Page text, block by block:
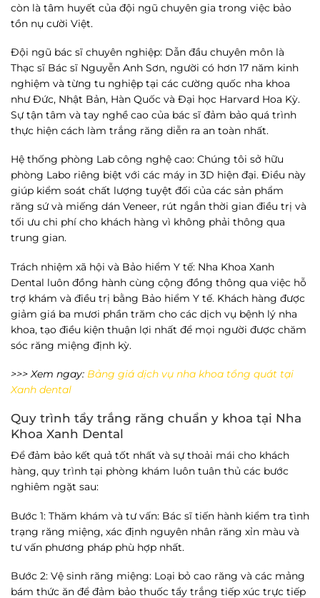
còn là tâm huyết của đội ngũ chuyên gia trong việc bảo
tồn nụ cười Việt.
Đội ngũ bác sĩ chuyên nghiệp: Dẫn đầu chuyên môn là
Thạc sĩ Bác sĩ Nguyễn Anh Sơn, người có hơn 17 năm kinh
nghiệm và từng tu nghiệp tại các cường quốc nha khoa
như Đức, Nhật Bản, Hàn Quốc và Đại học Harvard Hoa Kỳ.
Sự tận tâm và tay nghề cao của bác sĩ đảm bảo quá trình
thực hiện cách làm trắng răng diễn ra an toàn nhất.
Hệ thống phòng Lab công nghệ cao: Chúng tôi sở hữu
phòng Labo riêng biệt với các máy in 3D hiện đại. Điều này
giúp kiểm soát chất lượng tuyệt đối của các sản phẩm
răng sứ và miếng dán Veneer, rút ngắn thời gian điều trị và
tối ưu chi phí cho khách hàng vì không phải thông qua
trung gian.
Trách nhiệm xã hội và Bảo hiểm Y tế: Nha Khoa Xanh
Dental luôn đồng hành cùng cộng đồng thông qua việc hỗ
trợ khám và điều trị bằng Bảo hiểm Y tế. Khách hàng được
giảm giá ba mươi phần trăm cho các dịch vụ bệnh lý nha
khoa, tạo điều kiện thuận lợi nhất để mọi người được chăm
sóc răng miệng định kỳ.
>>> Xem ngay: Bảng giá dịch vụ nha khoa tổng quát tại
Xanh dental
Quy trình tẩy trắng răng chuẩn y khoa tại Nha
Khoa Xanh Dental
Để đảm bảo kết quả tốt nhất và sự thoải mái cho khách
hàng, quy trình tại phòng khám luôn tuân thủ các bước
nghiêm ngặt sau:
Bước 1: Thăm khám và tư vấn: Bác sĩ tiến hành kiểm tra tình
trạng răng miệng, xác định nguyên nhân răng xỉn màu và
tư vấn phương pháp phù hợp nhất.
Bước 2: Vệ sinh răng miệng: Loại bỏ cao răng và các mảng
bám thức ăn để đảm bảo thuốc tẩy trắng tiếp xúc trực tiếp